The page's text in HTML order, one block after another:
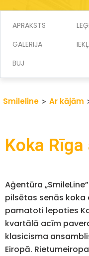
APRAKSTS
GALERIJA
BUJ
Smileline > Ar kājām
Koka
Aģentūra
pilsētas senās
pamatoti lepoties
kvartālā acīm
klasicisma
Eiropā.